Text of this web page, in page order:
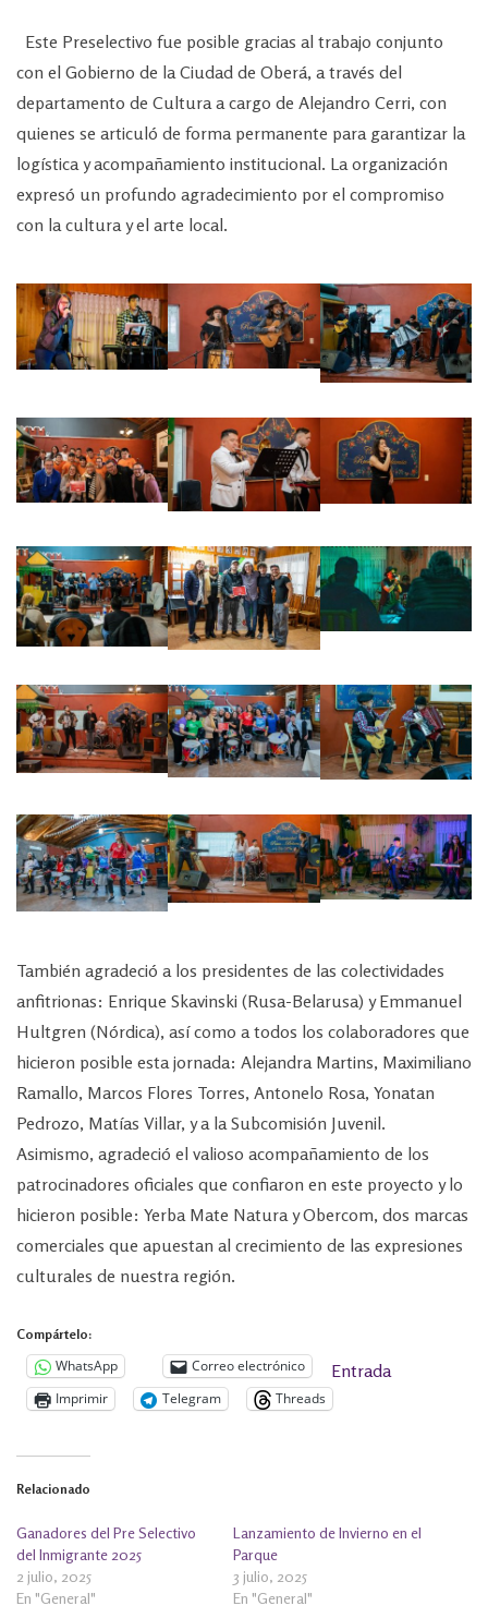
Este Preselectivo fue posible gracias al trabajo conjunto
con el Gobierno de la Ciudad de Oberá, a través del
departamento de Cultura a cargo de Alejandro Cerri, con
quienes se articuló de forma permanente para garantizar la
logística y acompañamiento institucional. La organización
expresó un profundo agradecimiento por el compromiso
con la cultura y el arte local.
También agradeció a los presidentes de las colectividades
anfitrionas: Enrique Skavinski (Rusa-Belarusa) y Emmanuel
Hultgren (Nórdica), así como a todos los colaboradores que
hicieron posible esta jornada: Alejandra Martins, Maximiliano
Ramallo, Marcos Flores Torres, Antonelo Rosa, Yonatan
Pedrozo, Matías Villar, y a la Subcomisión Juvenil.
Asimismo, agradeció el valioso acompañamiento de los
patrocinadores oficiales que confiaron en este proyecto y lo
hicieron posible: Yerba Mate Natura y Obercom, dos marcas
comerciales que apuestan al crecimiento de las expresiones
culturales de nuestra región.
Compártelo:
WhatsApp Correo electrónico Entrada
Imprimir Telegram Threads
Relacionado
Ganadores del Pre Selectivo
del Inmigrante 2025
2 julio, 2025
En "General"
Lanzamiento de Invierno en el
Parque
3 julio, 2025
En "General"